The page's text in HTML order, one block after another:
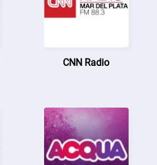
CNN Radio